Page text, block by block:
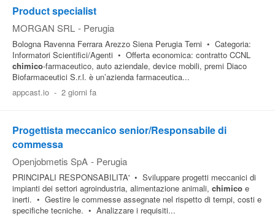
Offerte
Area
Aziende
Product specialist
MORGAN SRL - Perugia
Bologna Ravenna Ferrara Arezzo Siena Perugia Terni • Categoria:
Informatori Scientifici/Agenti • Offerta economica: contratto CCNL
chimico-farmaceutico, auto aziendale, device mobili, premi Diaco
Biofarmaceutici S.r.l. è un’azienda farmaceutica...
appcast.io - 2 giorni fa
Progettista meccanico senior/Responsabile di
commessa
Openjobmetis SpA - Perugia
PRINCIPALI RESPONSABILITA' • Sviluppare progetti meccanici di
impianti dei settori agroindustria, alimentazione animali, chimico e
inerti. • Gestire le commesse assegnate nel rispetto di tempi, costi e
specifiche tecniche. • Analizzare i requisiti...